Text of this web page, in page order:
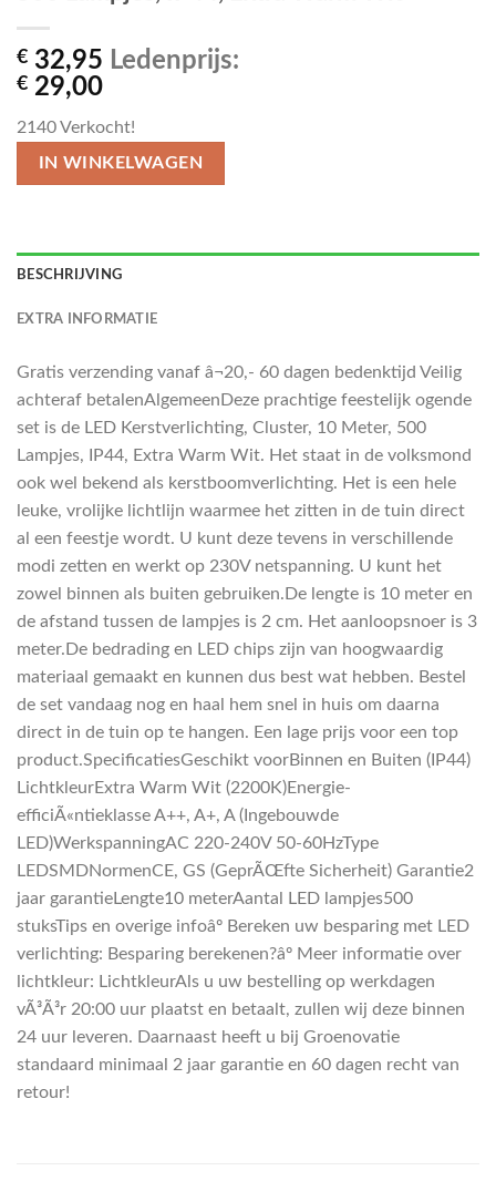
€ 32,95 Ledenprijs:
€ 29,00
2140Verkocht!
IN WINKELWAGEN
BESCHRIJVING
EXTRA INFORMATIE
Gratis verzending vanaf â¬20,- 60 dagen bedenktijd Veilig
achteraf betalenAlgemeenDeze prachtige feestelijk ogende
set is de LED Kerstverlichting, Cluster, 10 Meter, 500
Lampjes, IP44, Extra Warm Wit. Het staat in de volksmond
ook wel bekend als kerstboomverlichting. Het is een hele
leuke, vrolijke lichtlijn waarmee het zitten in de tuin direct
al een feestje wordt. U kunt deze tevens in verschillende
modi zetten en werkt op 230V netspanning. U kunt het
zowel binnen als buiten gebruiken.De lengte is 10 meter en
de afstand tussen de lampjes is 2 cm. Het aanloopsnoer is 3
meter.De bedrading en LED chips zijn van hoogwaardig
materiaal gemaakt en kunnen dus best wat hebben. Bestel
de set vandaag nog en haal hem snel in huis om daarna
direct in de tuin op te hangen. Een lage prijs voor een top
product.SpecificatiesGeschikt voorBinnen en Buiten (IP44)
LichtkleurExtra Warm Wit (2200K)Energie-
efficiÃ«ntieklasse A++, A+, A (Ingebouwde
LED)WerkspanningAC 220-240V 50-60HzType
LEDSMDNormenCE, GS (GeprÃŒfte Sicherheit) Garantie2
jaar garantieLengte10 meterAantal LED lampjes500
stuksTips en overige infoâº Bereken uw besparing met LED
verlichting: Besparing berekenen?âº Meer informatie over
lichtkleur: LichtkleurAls u uw bestelling op werkdagen
vÃ³Ã³r 20:00 uur plaatst en betaalt, zullen wij deze binnen
24 uur leveren. Daarnaast heeft u bij Groenovatie
standaard minimaal 2 jaar garantie en 60 dagen recht van
retour!